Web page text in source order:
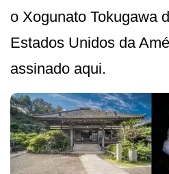
o Xogunato Tokugawa
Estados Unidos da
assinado aqui.